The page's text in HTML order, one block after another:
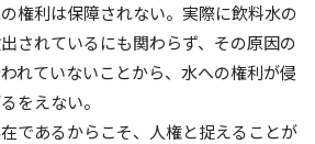
権利は保障されない。実際に飲料水の
されているにも関わらず、その原因の
れていないことから、水への権利が侵
をえない。
であるからこそ、人権と捉えることが